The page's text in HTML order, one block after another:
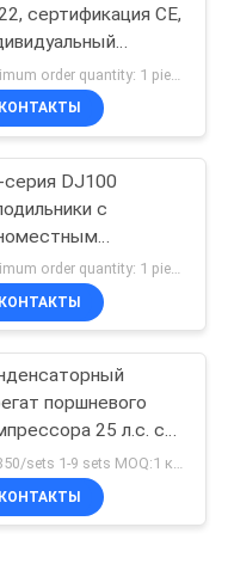
14
сертификация CE,
для
камеры 3
подходит
холодильных
холодильных
овощехранилищ.
КОНТАКТЫ
серия DJ100
с
с
воздуха,
потолок,
Minimum order quantity: 1 piece $127.00-1,970.00 MOQ:1 комплект
КОНТАКТЫ
поршневого
25 л.с. с
240 м2
$2,850/sets 1-9 sets MOQ:1 комплект
КОНТАКТЫ